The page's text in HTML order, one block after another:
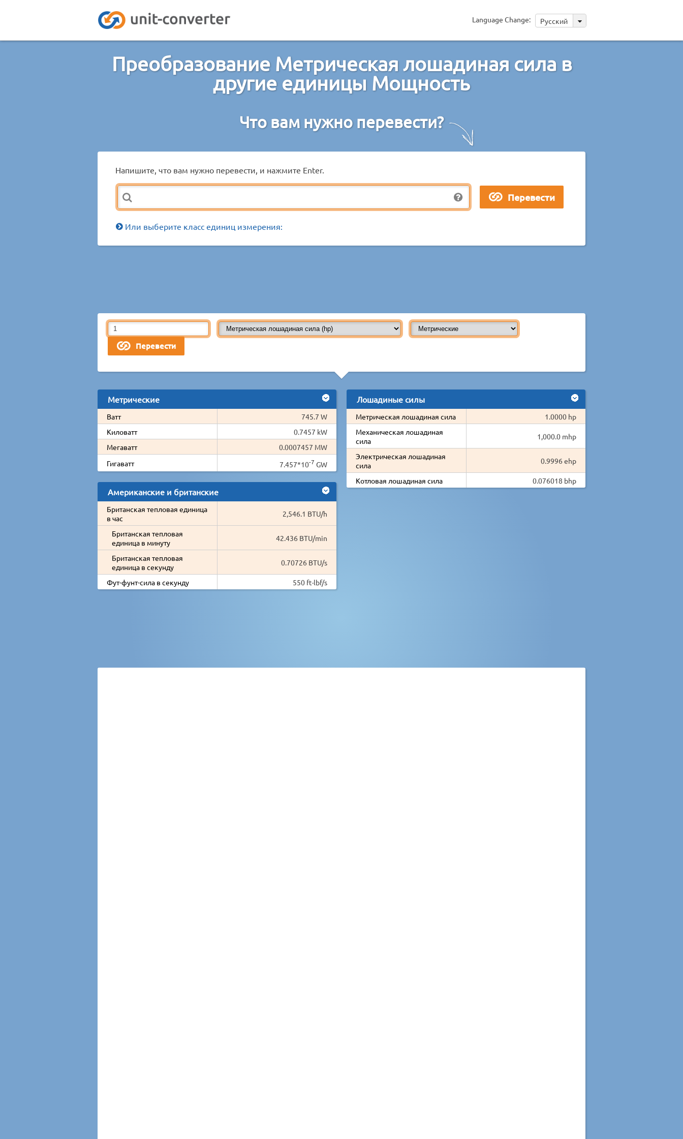
Language Change: Русский
Преобразование Метрическая лошадиная сила в
другие единицы Мощность
Что вам нужно перевести?
Напишите, что вам нужно перевести, и нажмите Enter.
Или выберите класс единиц измерения:
Метрические
Ватт
745.7 W
Киловатт
0.7457 kW
Мегаватт
0.0007457 MW
Гигаватт
7.457*10-7 GW
Американские и британские
Британская тепловая единица
в час
2,546.1 BTU/h
Британская тепловая
единица в минуту
42.436 BTU/min
Британская тепловая
единица в секунду
0.70726 BTU/s
Фут-фунт-сила в секунду 550 ft·lbf/s
Лошадиные силы
Метрическая лошадиная сила
1.0000 hp
Механическая лошадиная
сила
1,000.0 mhp
Электрическая лошадиная
сила
0.9996 ehp
Котловая лошадиная сила 0.076018 bhp